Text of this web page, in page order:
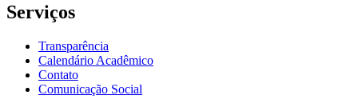
Serviços
Transparência
Calendário Acadêmico
Contato
Comunicação Social